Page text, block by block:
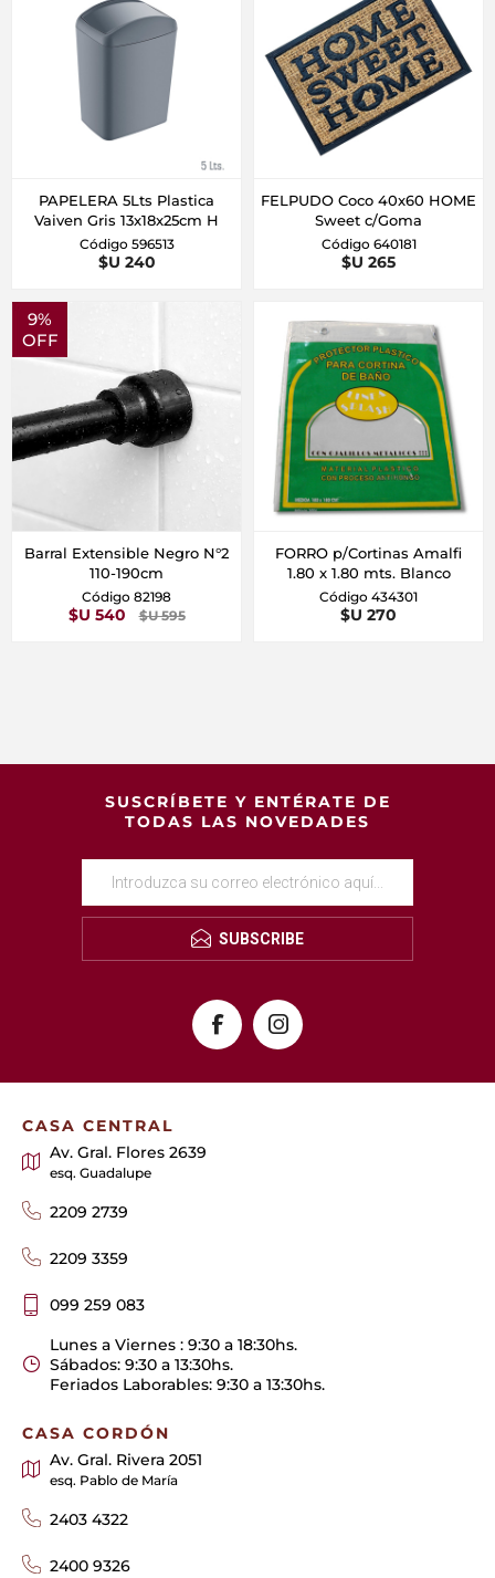
PAPELERA 5Lts Plastica
Vaiven Gris 13x18x25cm H
Código 596513
$U 240
FELPUDO Coco 40x60 HOME
Sweet c/Goma
Código 640181
$U 265
9%
OFF
Barral Extensible Negro N°2
110-190cm
Código 82198
$U 540 $U 595
FORRO p/Cortinas Amalfi
1.80 x 1.80 mts. Blanco
Código 434301
$U 270
SUSCRÍBETE Y ENTÉRATE DE
TODAS LAS NOVEDADES
SUBSCRIBE
CASA CENTRAL
Av. Gral. Flores 2639
esq. Guadalupe
2209 2739
2209 3359
099 259 083
Lunes a Viernes : 9:30 a 18:30hs.
Sábados: 9:30 a 13:30hs.
Feriados Laborables: 9:30 a 13:30hs.
CASA CORDÓN
Av. Gral. Rivera 2051
esq. Pablo de María
2403 4322
2400 9326